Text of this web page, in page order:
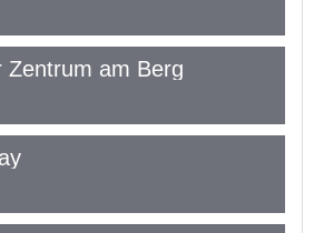
Zentrum am Berg